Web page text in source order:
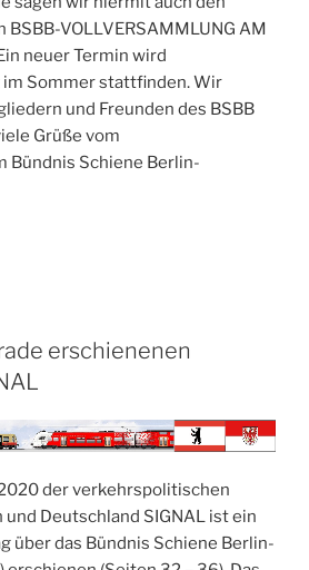
VOLLVERSAMMLUNG AM
neuer Termin wird
Sommer stattfinden. Wir
und Freunden des BSBB
Grüße vom
Bündnis Schiene Berlin-
erschienenen
der verkehrspolitischen
Deutschland SIGNAL ist ein
über das Bündnis Schiene Berlin-